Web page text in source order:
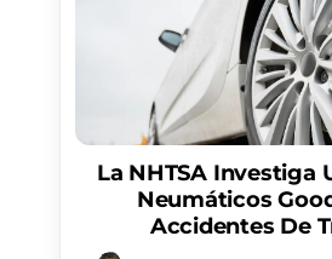
La NHTSA Investiga
Neumáticos
Accidentes De